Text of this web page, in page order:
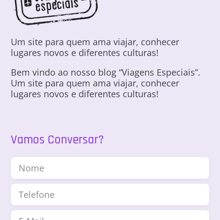
Um site para quem ama viajar, conhecer
lugares novos e diferentes culturas!
Bem vindo ao nosso blog “Viagens Especiais”.
Um site para quem ama viajar, conhecer
lugares novos e diferentes culturas!
Vamos Conversar?